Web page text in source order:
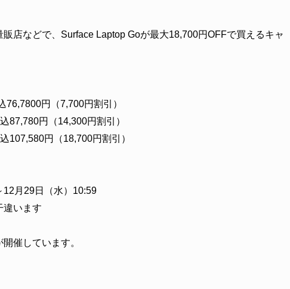
店などで、Surface Laptop Goが最大18,700円OFFで買えるキャ
円（7,700円割引）
87,780円（14,300円割引）
107,580円（18,700円割引）
12月29日（水）10:59
違います
催しています。